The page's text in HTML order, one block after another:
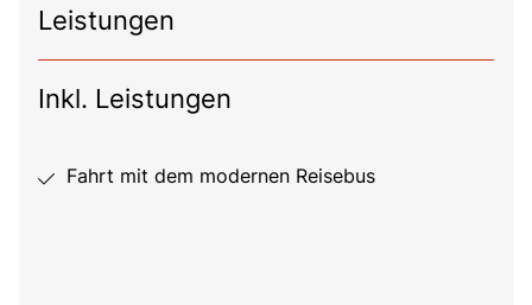
Leistungen
Inkl. Leistungen
Fahrt mit dem modernen Reisebus